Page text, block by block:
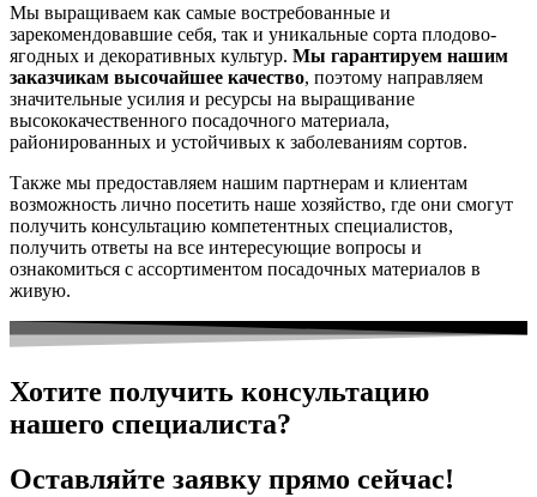
Мы выращиваем как самые востребованные и
зарекомендовавшие себя, так и уникальные сорта плодово-
ягодных и декоративных культур. Мы гарантируем нашим
заказчикам высочайшее качество, поэтому направляем
значительные усилия и ресурсы на выращивание
высококачественного посадочного материала,
районированных и устойчивых к заболеваниям сортов.
Также мы предоставляем нашим партнерам и клиентам
возможность лично посетить наше хозяйство, где они смогут
получить консультацию компетентных специалистов,
получить ответы на все интересующие вопросы и
ознакомиться с ассортиментом посадочных материалов в
живую.
Хотите получить консультацию
нашего специалиста?
Оставляйте заявку прямо сейчас!